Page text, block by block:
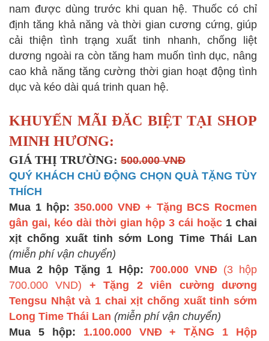
nam được dùng trước khi quan hệ. Thuốc có chỉ
định tăng khả năng và thời gian cương cứng, giúp
cải thiện tình trạng xuất tinh nhanh, chống liệt
dương ngoài ra còn tăng ham muốn tình dục, nâng
cao khả năng tăng cường thời gian hoạt động tình
dục và kéo dài quá trinh quan hệ.
KHUYẾN MÃI ĐĂC BIỆT TẠI SHOP
MINH HƯƠNG:
GIÁ THỊ TRƯỜNG: 500.000 VNĐ
QUÝ KHÁCH CHỦ ĐỘNG CHỌN QUÀ TẶNG TÙY
THÍCH
Mua 1 hộp: 350.000 VNĐ + Tặng BCS Rocmen
gân gai, kéo dài thời gian hộp 3 cái hoặc 1 chai
xịt chống xuất tinh sớm Long Time Thái Lan
(miễn phí vận chuyển)
Mua 2 hộp Tặng 1 Hộp: 700.000 VNĐ (3 hộp
700.000 VND) + Tặng 2 viên cường dương
Tengsu Nhật và 1 chai xịt chống xuất tinh sớm
Long Time Thái Lan (miễn phí vận chuyển)
Mua 5 hộp: 1.100.000 VNĐ + TẶNG 1 Hộp